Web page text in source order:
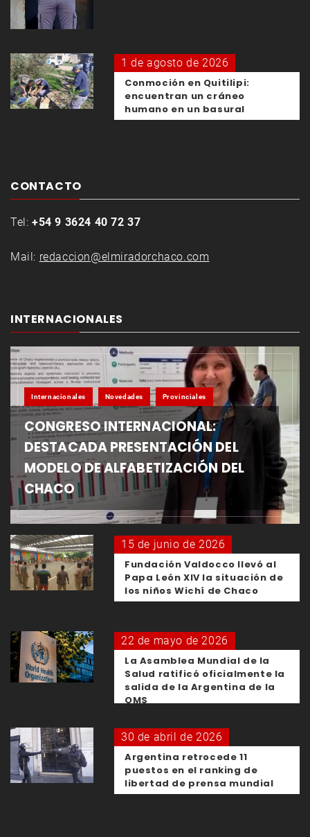
1 de agosto de 2026
Conmoción en Quitilipi:
encuentran un cráneo
humano en un basural
CONTACTO
Tel: +54 9 3624 40 72 37
Mail: redaccion@elmiradorchaco.com
INTERNACIONALES
Internacionales Novedades Provinciales
CONGRESO INTERNACIONAL:
DESTACADA PRESENTACIÓN DEL
MODELO DE ALFABETIZACIÓN DEL
CHACO
15 de junio de 2026
Fundación Valdocco llevó al
Papa León XIV la situación de
los niños Wichí de Chaco
22 de mayo de 2026
La Asamblea Mundial de la
Salud ratificó oficialmente la
salida de la Argentina de la
OMS
30 de abril de 2026
Argentina retrocede 11
puestos en el ranking de
libertad de prensa mundial